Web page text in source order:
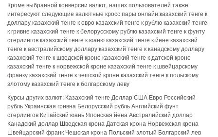
Кроме выбранной конверсии валют, наших пользователей также
интересуют следующие валютные кросс пары онлайн:казахский тенге к
доллару казахский тенге к евро казахский тенге к рублю казахский тенге
к гривне казахский тенге к белорусскому рублю казахский тенге к фунту
стерлингов казахский тенге к юаню казахский тенге к йене казахский
тенге к австралийскому доллару казахский тенге к канадскому доллару
казахский тенге к шведской кроне казахский тенге к датской кроне
казахский тенге к норвежской кроне казахский тенге к швейцарскому
франку казахский тенге к чешской кроне казахский тенге к польскому
злотому казахский тенге к болгарскому леву
Курсы других валют: Казахский тенге Доллар США Евро Российский
рубль Украинская гривна Белорусский рубль Английский фунт
стерлингов Китайский юань Японская йена Австралийский доллар
Канадский доллар Шведская крона Датская крона Норвежская крона
Швейцарский франк Чешская крона Польский злотый Болгарский лев